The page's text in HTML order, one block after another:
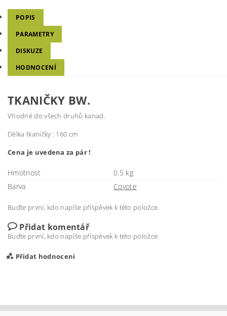
POPIS
PARAMETRY
DISKUZE
HODNOCENÍ
TKANIČKY BW.
Vhodné do všech druhů kanad.
Délka tkaničky : 160 cm
Cena je uvedena za pár !
Hmotnost
0.5 kg
Barva
Coyote
Buďte první, kdo napíše příspěvek k této položce.
Přidat komentář
Buďte první, kdo napíše příspěvek k této položce.
Přidat hodnocení